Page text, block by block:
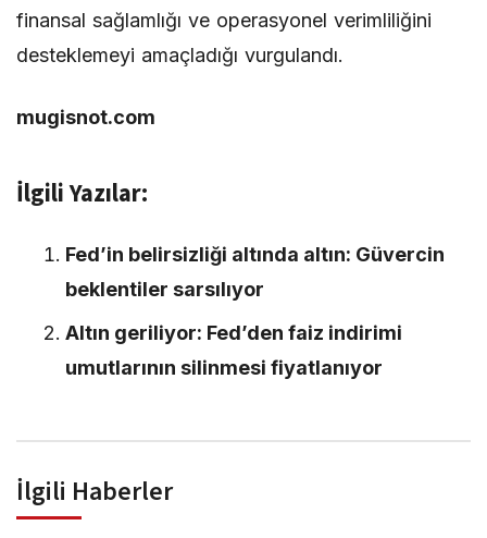
finansal sağlamlığı ve operasyonel verimliliğini
desteklemeyi amaçladığı vurgulandı.
mugisnot.com
İlgili Yazılar:
Fed’in belirsizliği altında altın: Güvercin
beklentiler sarsılıyor
Altın geriliyor: Fed’den faiz indirimi
umutlarının silinmesi fiyatlanıyor
İlgili Haberler